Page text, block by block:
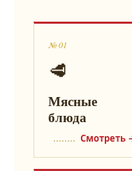
№ 01
🥩
Мясные
блюда
Смотреть